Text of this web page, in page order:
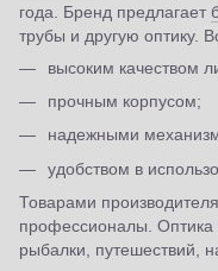
года. Бренд предлагает
трубы и другую оптику.
высоким качеством
прочным корпусом;
надежными
удобством в
Товарами
профессионалы. Оптика
рыбалки, путешествий,